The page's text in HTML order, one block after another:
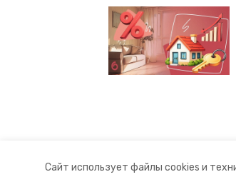
Сайт использует файлы cookies и
аварийно-
молодёжь
ведомстве.
Ранее в